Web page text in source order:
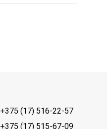
+375 (17) 516-22-57
+375 (17) 515-67-09